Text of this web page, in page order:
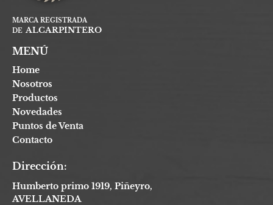
MARCA REGISTRADA
DE ALCARPINTERO
MENÚ
Home
Nosotros
Productos
Novedades
Puntos de Venta
Contacto
Dirección:
Humberto primo 1919, Piñeyro,
AVELLANEDA